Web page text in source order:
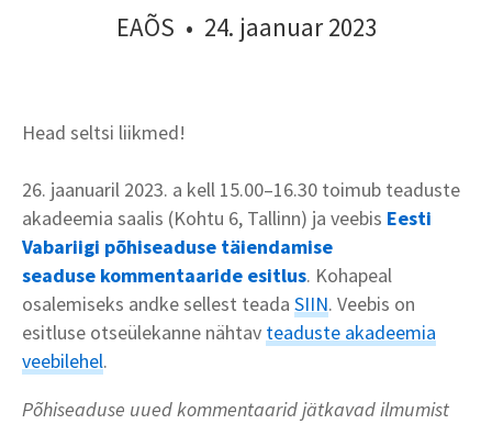
EAÕS • 24. jaanuar 2023
Head seltsi liikmed!
26. jaanuaril 2023. a kell 15.00–16.30 toimub teaduste
akadeemia saalis (Kohtu 6, Tallinn) ja veebis Eesti
Vabariigi põhiseaduse täiendamise
seaduse kommentaaride esitlus. Kohapeal
osalemiseks andke sellest teada SIIN. Veebis on
esitluse otseülekanne nähtav teaduste akadeemia
veebilehel.
Põhiseaduse uued kommentaarid jätkavad ilmumist